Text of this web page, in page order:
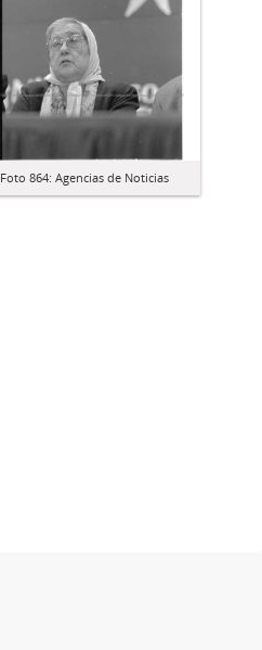
Foto 864: Agencias de Noticias